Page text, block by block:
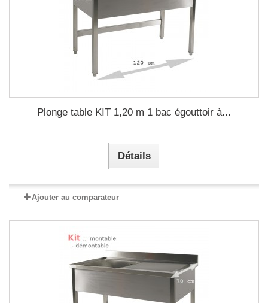
Plonge table KIT 1,20 m 1 bac égouttoir à...
Détails
Ajouter au comparateur